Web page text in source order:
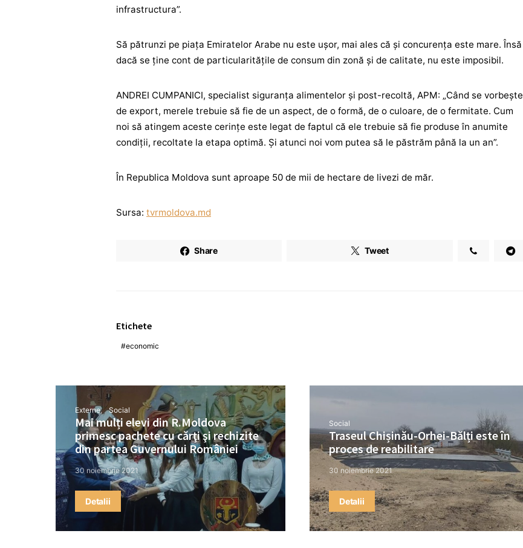
infrastructura”.
Să pătrunzi pe piaţa Emiratelor Arabe nu este uşor, mai ales că şi concurenţa este mare. Însă
dacă se ţine cont de particularităţile de consum din zonă şi de calitate, nu este imposibil.
ANDREI CUMPANICI, specialist siguranţa alimentelor şi post-recoltă, APM: „Când se vorbeşte
de export, merele trebuie să fie de un aspect, de o formă, de o culoare, de o fermitate. Cum
noi să atingem aceste cerinţe este legat de faptul că ele trebuie să fie produse în anumite
condiţii, recoltate la etapa optimă. Şi atunci noi vom putea să le păstrăm până la un an”.
În Republica Moldova sunt aproape 50 de mii de hectare de livezi de măr.
Sursa: tvrmoldova.md
Share Tweet
Etichete
economic
Externe Social
Mai mulți elevi din R.Moldova
primesc pachete cu cărţi şi rechizite
din partea Guvernului României
30 noiembrie 2021
Detalii
Social
Traseul Chișinău-Orhei-Bălți este în
proces de reabilitare
30 noiembrie 2021
Detalii